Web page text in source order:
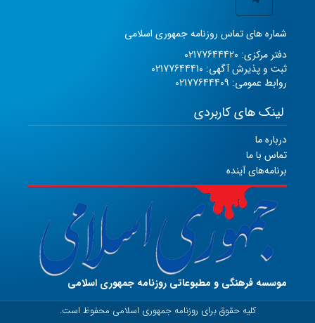
شماره های تماس روزنامه جمهوری اسلامی
دفتر مرکزی: 02177644420
ثبت و پذیرش آگهی: 02177644410
روابط عمومی: 02177644409
لینک های کاربردی
درباره ما
تماس با ما
برنامه‌های آینده
موسسه فرهنگی و مطبوعاتی روزنامه جمهوری اسلامی
کلیه حقوق برای روزنامه جمهوری اسلامی محفوظ است.